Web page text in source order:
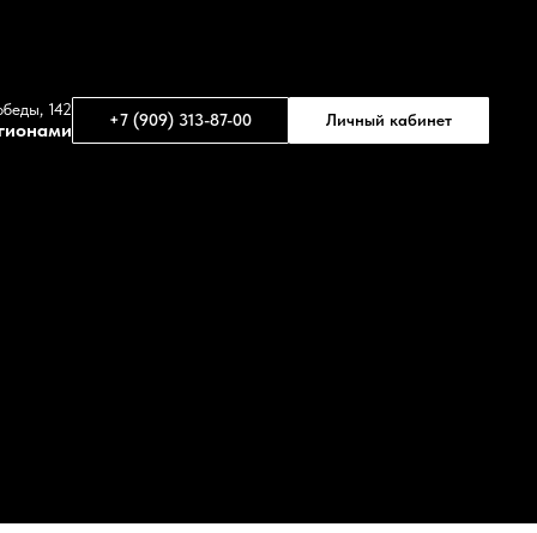
142
+7 (909) 313-87-00 Личный кабинет